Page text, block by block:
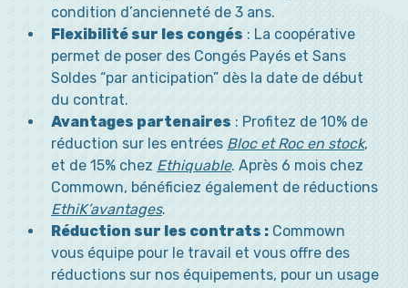
condition d’ancienneté de 3 ans.
Flexibilité sur les congés : La coopérative
permet de poser des Congés Payés et Sans
Soldes “par anticipation” dès la date de début
du contrat.
Avantages partenaires : Profitez de 10% de
réduction sur les entrées Bloc et Roc en stock,
et de 15% chez Ethiquable. Après 6 mois chez
Commown, bénéficiez également de réductions
EthiK’avantages.
Réduction sur les contrats : Commown
vous équipe pour le travail et vous offre des
réductions sur nos équipements, pour un usage